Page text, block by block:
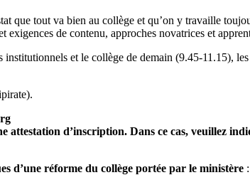
que tout va bien au collège et qu’on y travaille
de contenu, approches novatrices et
et le collège de demain (9.45-11.15),
attestation d’inscription. Dans ce cas, veuillez
d’une réforme du collège portée par le ministère